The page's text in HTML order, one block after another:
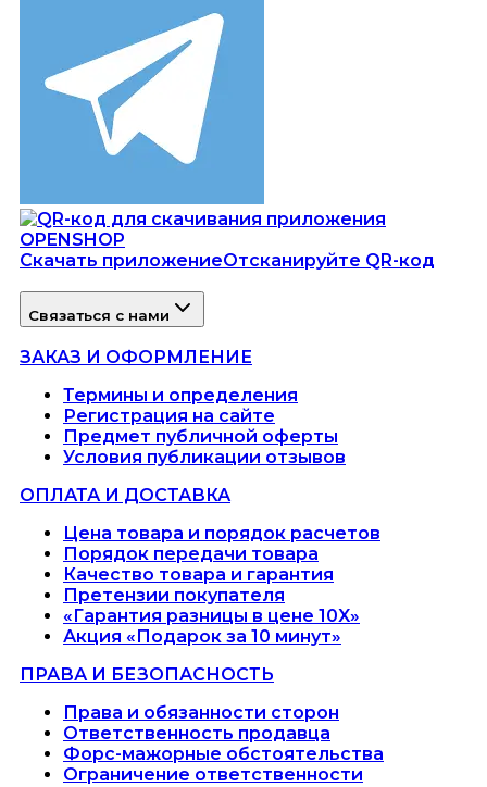
Скачать приложениеОтсканируйте QR-код
Связаться с нами
ЗАКАЗ И ОФОРМЛЕНИЕ
Термины и определения
Регистрация на сайте
Предмет публичной оферты
Условия публикации отзывов
ОПЛАТА И ДОСТАВКА
Цена товара и порядок расчетов
Порядок передачи товара
Качество товара и гарантия
Претензии покупателя
«Гарантия разницы в цене 10X»
Акция «Подарок за 10 минут»
ПРАВА И БЕЗОПАСНОСТЬ
Права и обязанности сторон
Ответственность продавца
Форс-мажорные обстоятельства
Ограничение ответственности